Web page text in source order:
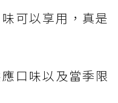
可以享用，真是
口味以及當季限